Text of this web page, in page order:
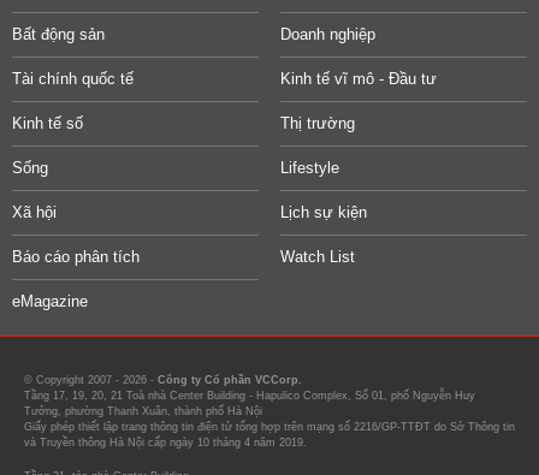
Bất động sản Doanh nghiệp
Tài chính quốc tế Kinh tế vĩ mô - Đầu tư
Kinh tế số Thị trường
Sống Lifestyle
Xã hội Lịch sự kiện
Báo cáo phân tích Watch List
eMagazine
© Copyright 2007 - 2026 - Công ty Cổ phần VCCorp.
Tầng 17, 19, 20, 21 Toà nhà Center Building - Hapulico Complex, Số 01, phố Nguyễn Huy
Tưởng, phường Thanh Xuân, thành phố Hà Nội
Giấy phép thiết lập trang thông tin điện tử tổng hợp trên mạng số 2216/GP-TTĐT do Sở Thông tin
và Truyền thông Hà Nội cấp ngày 10 tháng 4 năm 2019.